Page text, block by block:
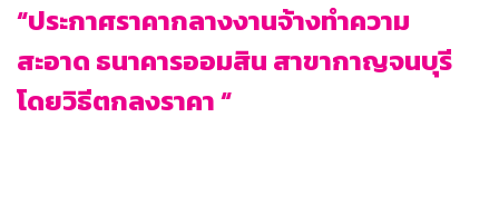
“ประกาศราคากลางงานจ้างทำความ
สะอาด ธนาคารออมสิน สาขากาญจนบุรี
โดยวิธีตกลงราคา “